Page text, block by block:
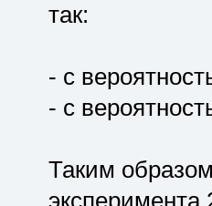
так:
- с
- с
Таким